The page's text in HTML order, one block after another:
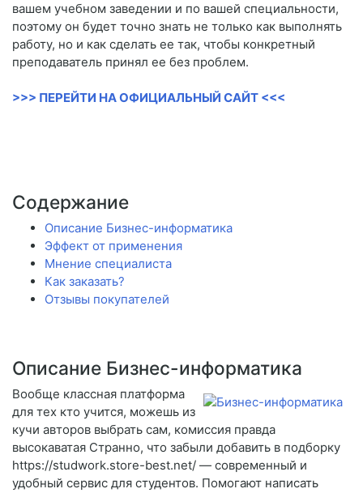
вашем учебном заведении и по вашей специальности,
поэтому он будет точно знать не только как выполнять
работу, но и как сделать ее так, чтобы конкретный
преподаватель принял ее без проблем.
>>> ПЕРЕЙТИ НА ОФИЦИАЛЬНЫЙ САЙТ <<<
Содержание
Описание Бизнес-информатика
Эффект от применения
Мнение специалиста
Как заказать?
Отзывы покупателей
Описание Бизнес-информатика
Вообще классная платформа
для тех кто учится, можешь из
кучи авторов выбрать сам, комиссия правда
высокаватая Странно, что забыли добавить в подборку
https://studwork.store-best.net/ — современный и
удобный сервис для студентов. Помогают написать